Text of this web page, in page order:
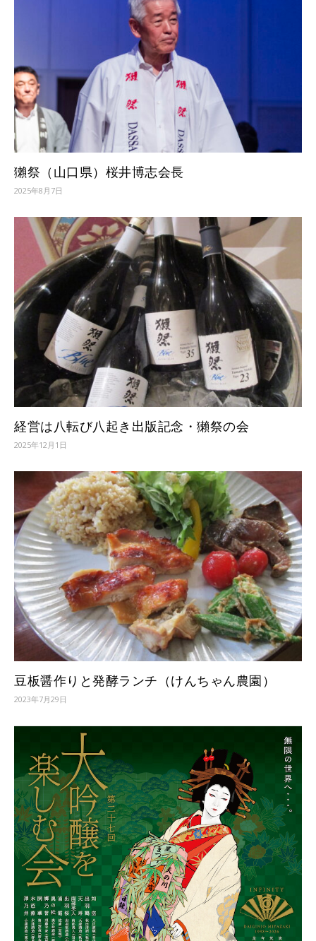
獺祭（山口県）桜井博志会長
2025年8月7日
経営は八転び八起き出版記念・獺祭の会
2025年12月1日
豆板醤作りと発酵ランチ（けんちゃん農園）
2023年7月29日